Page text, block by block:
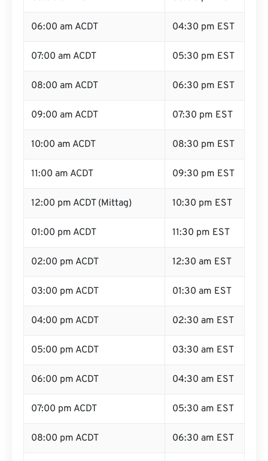
06:00 am ACDT 04:30 pm EST
07:00 am ACDT 05:30 pm EST
08:00 am ACDT 06:30 pm EST
09:00 am ACDT 07:30 pm EST
10:00 am ACDT 08:30 pm EST
11:00 am ACDT 09:30 pm EST
12:00 pm ACDT (Mittag) 10:30 pm EST
01:00 pm ACDT 11:30 pm EST
02:00 pm ACDT 12:30 am EST
03:00 pm ACDT 01:30 am EST
04:00 pm ACDT 02:30 am EST
05:00 pm ACDT 03:30 am EST
06:00 pm ACDT 04:30 am EST
07:00 pm ACDT 05:30 am EST
08:00 pm ACDT 06:30 am EST